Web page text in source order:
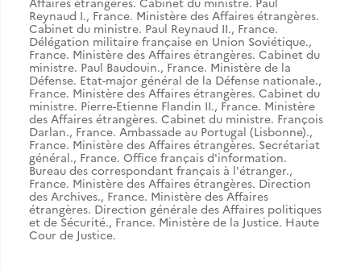
Reynaud I., France. Ministère des Affaires étrangères.
Cabinet du ministre. Paul Reynaud II., France.
Délégation militaire française en Union Soviétique.,
France. Ministère des Affaires étrangères. Cabinet du
ministre. Paul Baudouin., France. Ministère de la
Défense. Etat-major général de la Défense nationale.,
France. Ministère des Affaires étrangères. Cabinet du
ministre. Pierre-Etienne Flandin II., France. Ministère
des Affaires étrangères. Cabinet du ministre. François
Darlan., France. Ambassade au Portugal (Lisbonne).,
France. Ministère des Affaires étrangères. Secrétariat
général., France. Office français d'information.
Bureau des correspondant français à l'étranger.,
France. Ministère des Affaires étrangères. Direction
des Archives., France. Ministère des Affaires
étrangères. Direction générale des Affaires politiques
et de Sécurité., France. Ministère de la Justice. Haute
Cour de Justice.